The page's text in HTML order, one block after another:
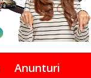
Anunturi